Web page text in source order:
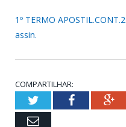
1º TERMO
assin.
COMPARTILHAR:
TwitterFacebook
Email